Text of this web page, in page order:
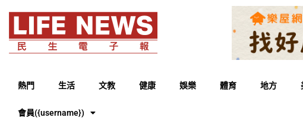
熱門 生活 文教 健康 娛樂 體育 地方
會員({username})